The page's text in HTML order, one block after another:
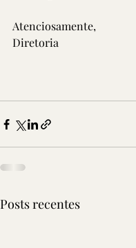
Atenciosamente,
Diretoria
Posts recentes